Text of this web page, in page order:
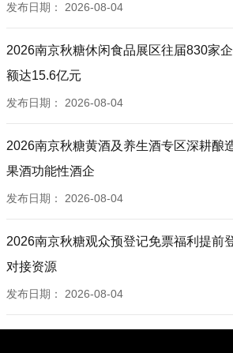
发布日期： 2026-08-04
2026南京秋糖休闲食品展区往届830家
额达15.6亿元
发布日期： 2026-08-04
2026南京秋糖黄酒及养生酒专区深耕酿
果酒功能性酒企
发布日期： 2026-08-04
2026南京秋糖观众预登记免票福利提前
对接资源
发布日期： 2026-08-04